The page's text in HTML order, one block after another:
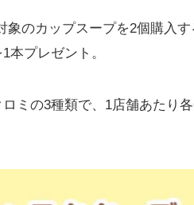
のカップスープを2個購入
本プレゼント。
ミの3種類で、1店舗あたり